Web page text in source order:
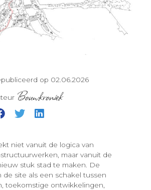
op 02.06.2026
Bouwkroniek
niet vanuit de logica van
maar vanuit de
stuk stad te maken. De
de site als een schakel tussen
toekomstige ontwikkelingen,